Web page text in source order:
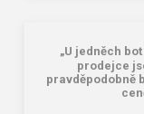
„U jedněch
prodejce
pravděpodobně